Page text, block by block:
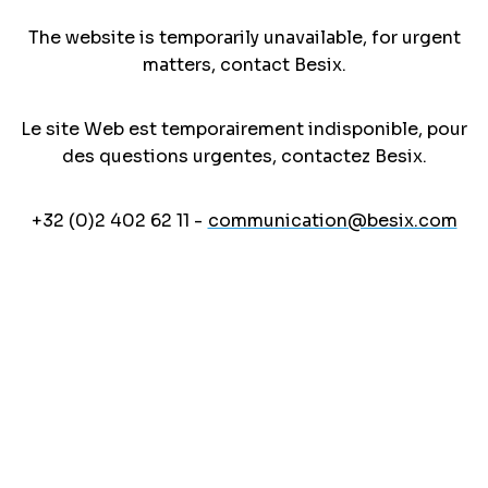
The website is temporarily unavailable, for urgent
matters, contact Besix.
Le site Web est temporairement indisponible, pour
des questions urgentes, contactez Besix.
+32 (0)2 402 62 11 - communication@besix.com